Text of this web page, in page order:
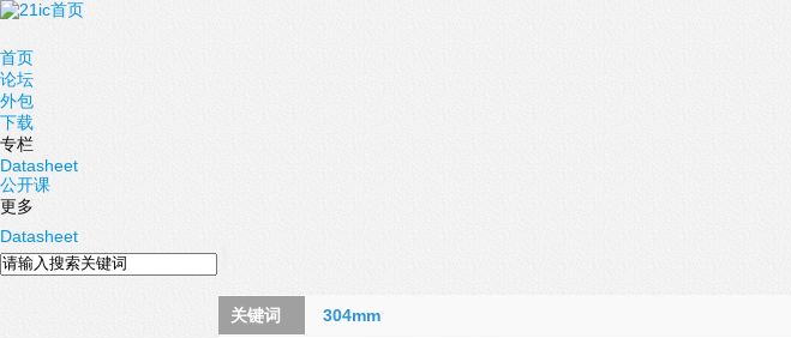
首页
论坛
外包
下载
专栏
Datasheet
公开课
更多
Datasheet
关键词 304mm